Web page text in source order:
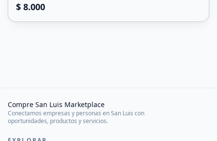
$ 8.000
Compre San Luis Marketplace
Conectamos empresas y personas en San Luis con
oportunidades, productos y servicios.